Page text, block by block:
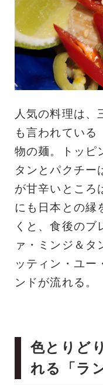
人気の料理は、
も言われている
物の麺。トッピ
タンとパクチー
が甘辛いところ
にも日本との縁
くと、食後のブ
ァ・ミンジ＆タ
ッティン・ユー
ンドが流れる。
色とりど
れる「ラ